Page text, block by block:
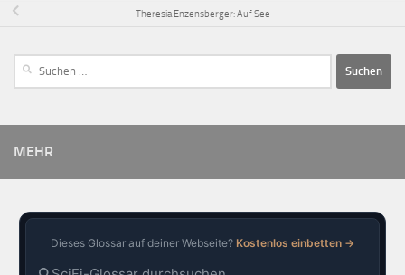
Theresia Enzensberger: Auf See
MEHR